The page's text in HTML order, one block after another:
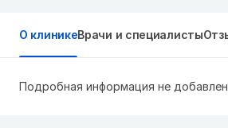
О клиникеВрачи и специалисты
Подробная информация не